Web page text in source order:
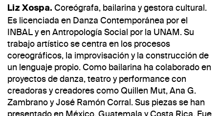
Liz Xospa. Coreógrafa, bailarina y gestora cultural.
Es licenciada en Danza Contemporánea por el
INBAL y en Antropología Social por la UNAM. Su
trabajo artístico se centra en los procesos
coreográficos, la improvisación y la construcción de
un lenguaje propio. Como bailarina ha colaborado en
proyectos de danza, teatro y performance con
creadoras y creadores como Quillen Mut, Ana G.
Zambrano y José Ramón Corral. Sus piezas se han